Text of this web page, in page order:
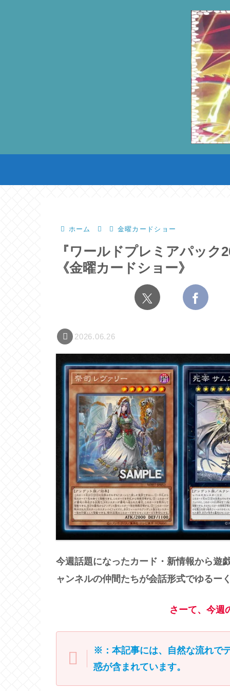
ホーム 金曜カードショー
『ワールドプレミアパッ
《金曜カードショー》
2026.06.26
今週話題になったカード・新情報から遊
ャンネルの仲間たちが会話形式でゆるー
さーて、今週
※：本記事には、自然な流れで
惑が含まれています。